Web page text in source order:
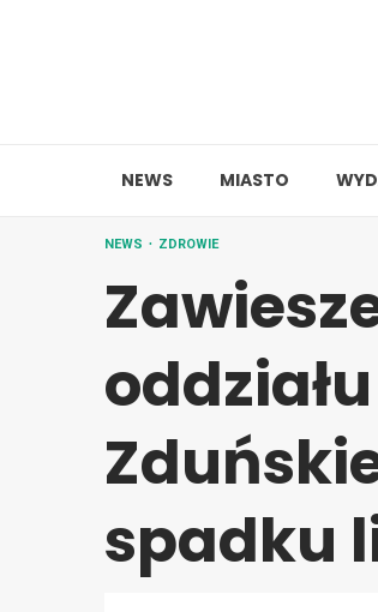
NEWS MIASTO
NEWS ZDROWIE
spadku